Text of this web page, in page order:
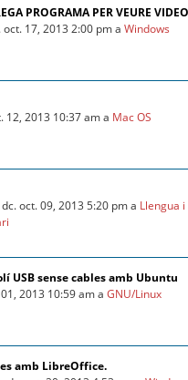
PROGRAMA PER VEURE
17, 2013 2:00 pm aWindows
12, 2013 10:37 am a Mac OS
oct. 09, 2013 5:20 pm a Llengua i
USB sense cables amb Ubuntu
2013 10:59 am aGNU/Linux
amb LibreOffice.